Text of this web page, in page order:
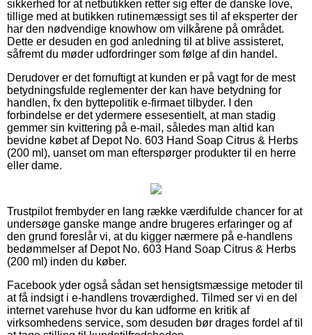
sikkerhed for at netbutikken retter sig efter de danske love,
tillige med at butikken rutinemæssigt ses til af eksperter der
har den nødvendige knowhow om vilkårene på området.
Dette er desuden en god anledning til at blive assisteret,
såfremt du møder udfordringer som følge af din handel.
Derudover er det fornuftigt at kunden er på vagt for de mest
betydningsfulde reglementer der kan have betydning for
handlen, fx den byttepolitik e-firmaet tilbyder. I den
forbindelse er det ydermere essesentielt, at man stadig
gemmer sin kvittering på e-mail, således man altid kan
bevidne købet af Depot No. 603 Hand Soap Citrus & Herbs
(200 ml), uanset om man efterspørger produkter til en herre
eller dame.
Trustpilot frembyder en lang række værdifulde chancer for at
undersøge ganske mange andre brugeres erfaringer og af
den grund foreslår vi, at du kigger nærmere på e-handlens
bedømmelser af Depot No. 603 Hand Soap Citrus & Herbs
(200 ml) inden du køber.
Facebook yder også sådan set hensigtsmæssige metoder til
at få indsigt i e-handlens troværdighed. Tilmed ser vi en del
internet varehuse hvor du kan udforme en kritik af
virksomhedens service, som desuden bør drages fordel af til